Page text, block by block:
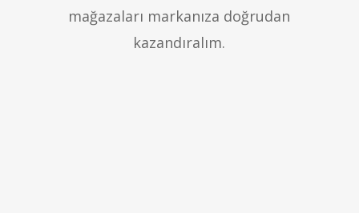
mağazaları markanıza doğrudan
kazandıralım.